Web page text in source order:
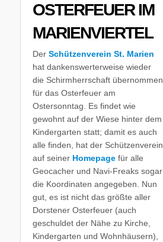
OSTERFEUER IM
MARIENVIERTEL
Der Schützenverein St. Marien
hat dankenswerterweise wieder
die Schirmherrschaft übernommen
für das Osterfeuer am
Ostersonntag. Es findet wie
gewohnt auf der Wiese hinter dem
Kindergarten statt; damit es auch
alle finden, hat der Schützenverein
auf seiner Homepagefür alle
Geocacher und Navi-Freaks sogar
die Koordinaten angegeben. Nun
gut, es ist nicht das größte aller
Dorstener Osterfeuer (auch
geschuldet der Nähe zu Kirche,
Kindergarten und Wohnhäusern),